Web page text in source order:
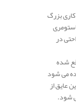
بزرگ
در
شده
می شود
عایق از
شود.